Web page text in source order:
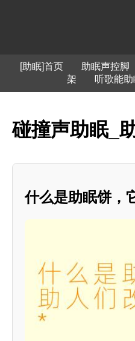
[助眠]首页 助眠声控脚
架
听歌能
碰撞声助眠_
什么是助眠饼，